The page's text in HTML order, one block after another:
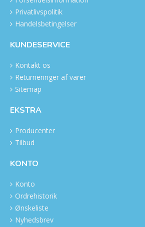
Privatlivspolitik
Handelsbetingelser
KUNDESERVICE
Kontakt os
Returneringer af varer
Sitemap
EKSTRA
Producenter
Tilbud
KONTO
Konto
Ordrehistorik
Ønskeliste
Nyhedsbrev